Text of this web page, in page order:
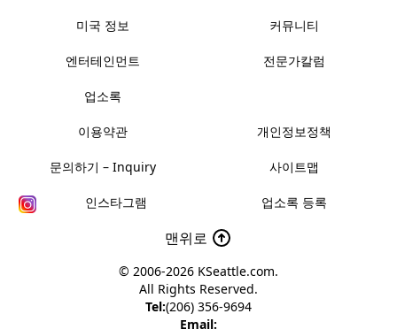
미국 정보 커뮤니티
엔터테인먼트 전문가칼럼
업소록
이용약관 개인정보정책
문의하기 – Inquiry 사이트맵
인스타그램 업소록 등록
맨위로
© 2006-2026 KSeattle.com.
All Rights Reserved.
Tel:(206) 356-9694
Email: